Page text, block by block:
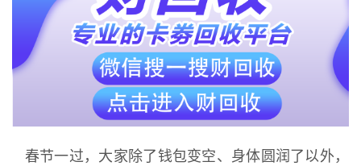
春节一过，大家除了钱包变空、身体圆润了以外，